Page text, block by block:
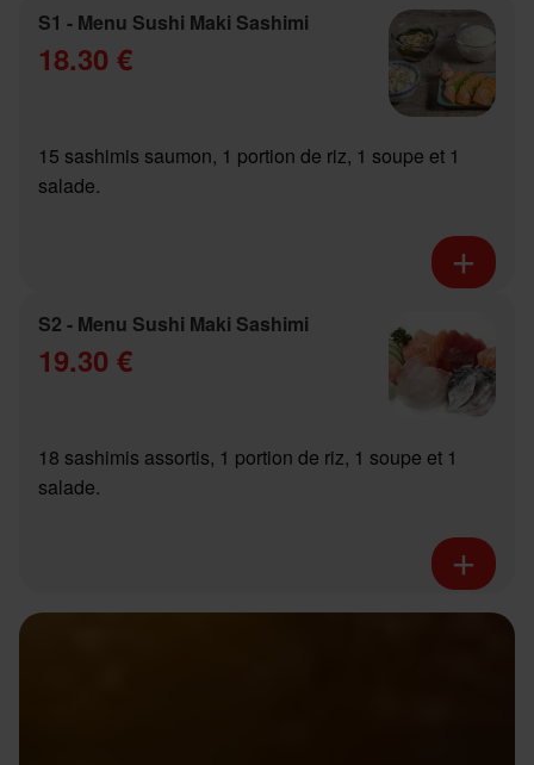
S1 - Menu Sushi Maki Sashimi
18.30 €
15 sashimis saumon, 1 portion de riz, 1 soupe et 1
salade.
S2 - Menu Sushi Maki Sashimi
19.30 €
18 sashimis assortis, 1 portion de riz, 1 soupe et 1
salade.